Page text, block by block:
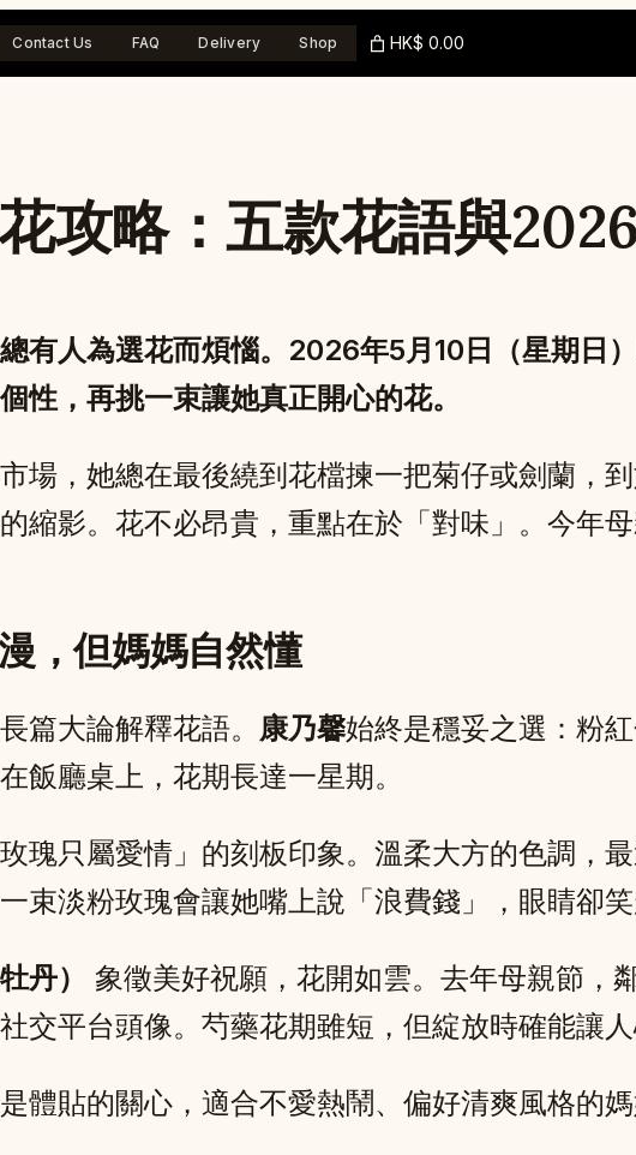
Contact Us FAQ Delivery Shop HK$ 0.00
攻略：五款花語與
有人為選花而煩惱。2026年5月10日（星期日
性，再挑一束讓她真正開心的花。
場，她總在最後繞到花檔揀一把菊仔或劍蘭
縮影。花不必昂貴，重點在於「對味」。今年
，但媽媽自然懂
篇大論解釋花語。 康乃馨始終是穩妥之選：粉
飯廳桌上，花期長達一星期。
瑰只屬愛情」的刻板印象。溫柔大方的色調，
束淡粉玫瑰會讓她嘴上說「浪費錢」，眼睛卻笑
丹）
象徵美好祝願，花開如雲。去年母親節，
交平台頭像。芍藥花期雖短，但綻放時確能讓人
體貼的關心，適合不愛熱鬧、偏好清爽風格的